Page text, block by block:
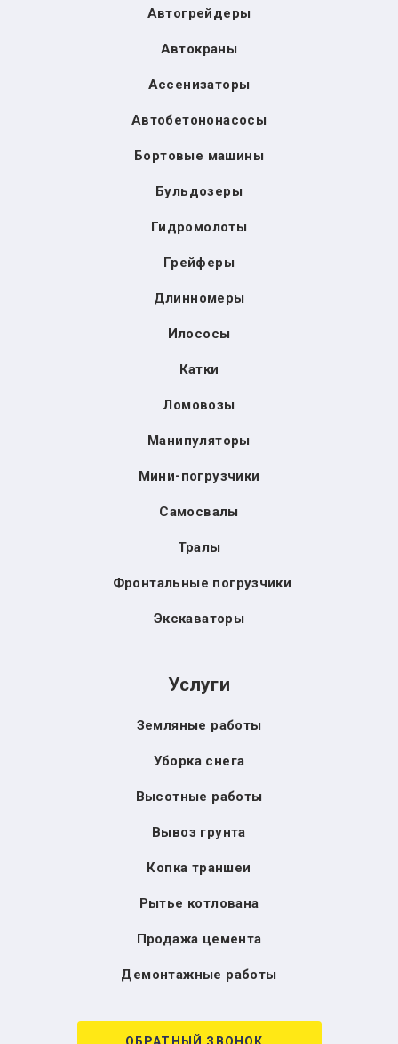
Автогрейдеры
Автокраны
Ассенизаторы
Автобетононасосы
Бортовые машины
Бульдозеры
Гидромолоты
Грейферы
Длинномеры
Илососы
Катки
Ломовозы
Манипуляторы
Мини-погрузчики
Самосвалы
Тралы
Фронтальные погрузчики
Экскаваторы
Услуги
Земляные работы
Уборка снега
Высотные работы
Вывоз грунта
Копка траншеи
Рытье котлована
Продажа цемента
Демонтажные работы